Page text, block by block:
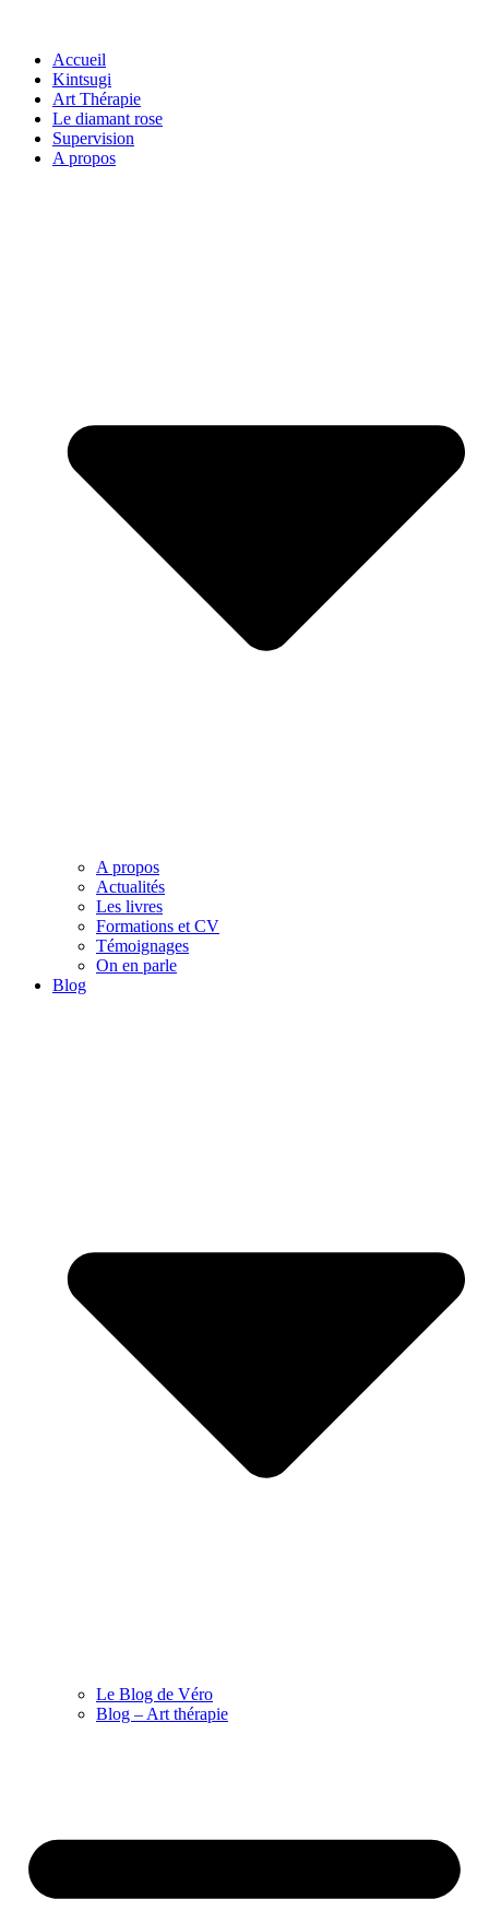
Accueil
Kintsugi
Art Thérapie
Le diamant rose
Supervision
A propos
A propos
Actualités
Les livres
Formations et CV
Témoignages
On en parle
Blog
Le Blog de Véro
Blog – Art thérapie